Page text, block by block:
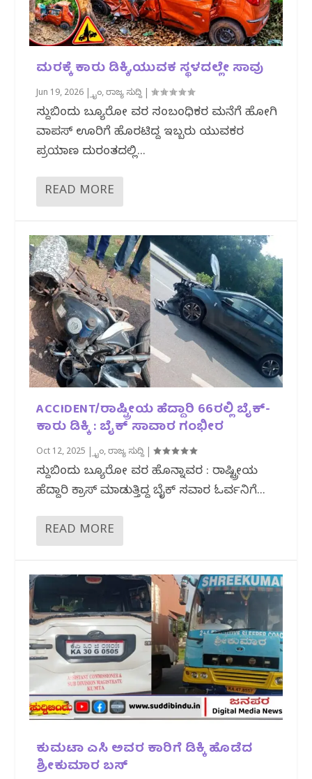
ಮರಕ್ಕೆ ಕಾರು ಡಿಕ್ಕಿ,ಯುವಕ ಸ್ಥಳದಲ್ಲೇ ಸಾವು
Jun 19, 2026 |ಕ್ರೈಂ,ರಾಜ್ಯ ಸುದ್ದಿ |
ಸುದ್ದಿಬಿಂದು ಬ್ಯೂರೋ ವರದಿ ಸಂಬಂಧಿಕರ ಮನೆಗೆ ಹೋಗಿ
ವಾಪಸ್ ಊರಿಗೆ ಹೊರಟಿದ್ದ ಇಬ್ಬರು ಯುವಕರ
ಪ್ರಯಾಣ ದುರಂತದಲ್ಲಿ...
READ MORE
ACCIDENT/ರಾಷ್ಟ್ರೀಯ ಹೆದ್ದಾರಿ 66ರಲ್ಲಿ ಬೈಕ್-
ಕಾರು ಡಿಕ್ಕಿ : ಬೈಕ್ ಸಾವಾರ ಗಂಭೀರ
Oct 12, 2025 |ಕ್ರೈಂ,ರಾಜ್ಯ ಸುದ್ದಿ |
ಸುದ್ದಿಬಿಂದು ಬ್ಯೂರೋ ವರದಿ ಹೊನ್ನಾವರ : ರಾಷ್ಟ್ರೀಯ
ಹೆದ್ದಾರಿ ಕ್ರಾಸ್ ಮಾಡುತ್ತಿದ್ದ ಬೈಕ್ ಸವಾರ ಓರ್ವನಿಗೆ...
READ MORE
ಕುಮಟಾ ಎಸಿ ಅವರ ಕಾರಿಗೆ ಡಿಕ್ಕಿ ಹೊಡೆದ
ಶ್ರೀಕುಮಾರ ಬಸ್